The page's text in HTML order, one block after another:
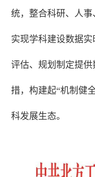
统，整合科研、人事
实现学科建设数据
评估、规划制定提
措，构建起“机制健
科发展生态。